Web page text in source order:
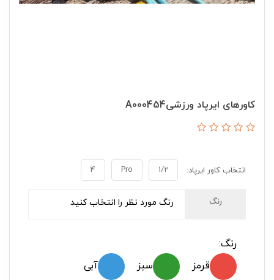
کاورهای ایرپاد ورزشیA000454
انتخاب کاور ایرپاد: 1/2
Pro
4
رنگ رنگ مورد نظر را انتخاب کنید
رنگ:
قرمز
سبز آبی